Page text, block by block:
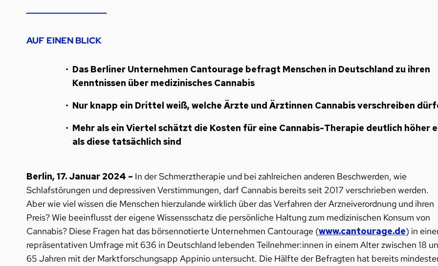
AUF EINEN BLICK
Das Berliner Unternehmen Cantourage befragt Menschen in Deutschland zu ihren
Kenntnissen über medizinisches Cannabis
Nur knapp ein Drittel weiß, welche Ärzte und Ärztinnen Cannabis verschreiben
Mehr als ein Viertel schätzt die Kosten für eine Cannabis-Therapie deutlich höher
als diese tatsächlich sind
Berlin, 17. Januar 2024 – In der Schmerztherapie und bei zahlreichen anderen Beschwerden, wie
Schlafstörungen und depressiven Verstimmungen, darf Cannabis bereits seit 2017 verschrieben werden.
Aber wie viel wissen die Menschen hierzulande wirklich über das Verfahren der Arzneiverordnung und ihren
Preis? Wie beeinflusst der eigene Wissensschatz die persönliche Haltung zum medizinischen Konsum von
Cannabis? Diese Fragen hat das börsennotierte Unternehmen Cantourage (www.cantourage.de) in
repräsentativen Umfrage mit 636 in Deutschland lebenden Teilnehmer:innen in einem Alter zwischen 18
65 Jahren mit der Marktforschungsapp Appinio untersucht. Die Hälfte der Befragten hat bereits